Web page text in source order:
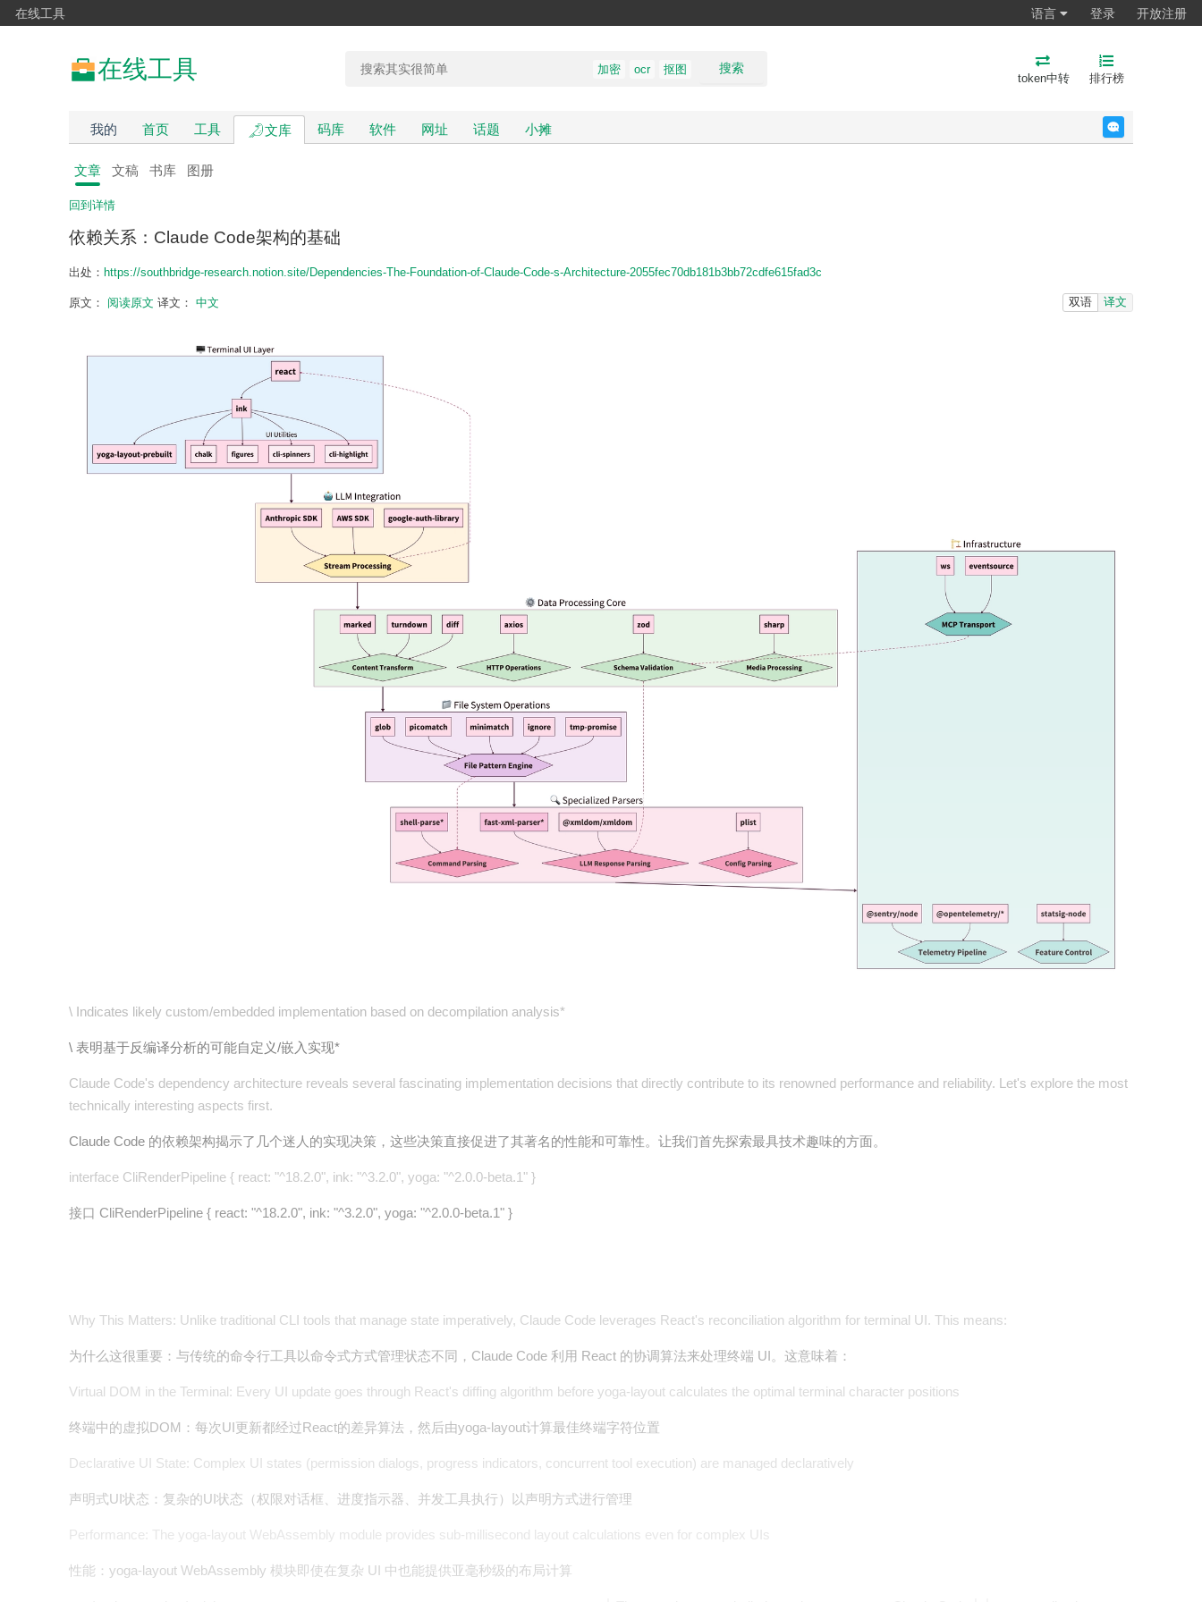
在线工具 语言 登录 开放注册
在线工具 搜索
加密 ocr 抠图
token中转 排行榜
我的 首页 工具 文库 码库 软件 网址 话题 小摊
文章 文稿 书库 图册
回到详情
依赖关系：Claude Code架构的基础
出处： https://southbridge-research.notion.site/Dependencies-The-Foundation-of-Claude-Code-s-Architecture-2055fec70db181b3bb72cdfe615fad3c
原文： 阅读原文 译文： 中文 双语 译文
\ Indicates likely custom/embedded implementation based on decompilation analysis*
\ 表明基于反编译分析的可能自定义/嵌入实现*
Claude Code's dependency architecture reveals several fascinating implementation decisions that directly contribute to its renowned performance and reliability. Let's explore the most
technically interesting aspects first.
Claude Code 的依赖架构揭示了几个迷人的实现决策，这些决策直接促进了其著名的性能和可靠性。让我们首先探索最具技术趣味的方面。
interface CliRenderPipeline { react: "^18.2.0", ink: "^3.2.0", yoga: "^2.0.0-beta.1" }
接口 CliRenderPipeline { react: "^18.2.0", ink: "^3.2.0", yoga: "^2.0.0-beta.1" }
Why This Matters: Unlike traditional CLI tools that manage state imperatively, Claude Code leverages React's reconciliation algorithm for terminal UI. This means:
为什么这很重要：与传统的命令行工具以命令式方式管理状态不同，Claude Code 利用 React 的协调算法来处理终端 UI。这意味着：
Virtual DOM in the Terminal: Every UI update goes through React's diffing algorithm before yoga-layout calculates the optimal terminal character positions
终端中的虚拟DOM：每次UI更新都经过React的差异算法，然后由yoga-layout计算最佳终端字符位置
Declarative UI State: Complex UI states (permission dialogs, progress indicators, concurrent tool execution) are managed declaratively
声明式UI状态：复杂的UI状态（权限对话框、进度指示器、并发工具执行）以声明方式进行管理
Performance: The yoga-layout WebAssembly module provides sub-millisecond layout calculations even for complex UIs
性能：yoga-layout WebAssembly 模块即使在复杂 UI 中也能提供亚毫秒级的布局计算